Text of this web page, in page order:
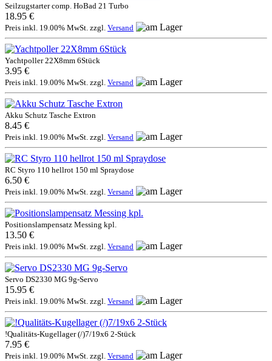
Seilzugstarter comp. HoBad 21 Turbo
18.95 €
Preis inkl. 19.00% MwSt. zzgl. Versand
Yachtpoller 22X8mm 6Stück
3.95 €
Preis inkl. 19.00% MwSt. zzgl. Versand
Akku Schutz Tasche Extron
8.45 €
Preis inkl. 19.00% MwSt. zzgl. Versand
RC Styro 110 hellrot 150 ml Spraydose
6.50 €
Preis inkl. 19.00% MwSt. zzgl. Versand
Positionslampensatz Messing kpl.
13.50 €
Preis inkl. 19.00% MwSt. zzgl. Versand
Servo DS2330 MG 9g-Servo
15.95 €
Preis inkl. 19.00% MwSt. zzgl. Versand
!Qualitäts-Kugellager (/)7/19x6 2-Stück
7.95 €
Preis inkl. 19.00% MwSt. zzgl. Versand